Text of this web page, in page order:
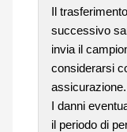
Il
successivo
invia il
considerarsi
assicurazione.
I danni
il periodo di